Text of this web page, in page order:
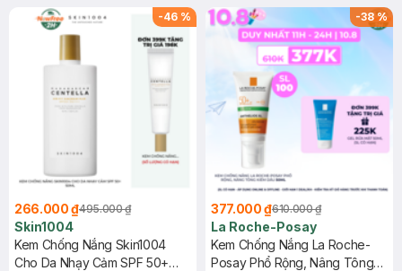
25ml (SL Có Hạn)
-46 %
266.000 ₫495.000 ₫
Skin1004
Kem Chống Nắng Skin1004
Cho Da Nhạy Cảm SPF 50+
-38%
377.000 ₫610.000 ₫
La Roche-Posay
Kem Chống Nắng La Roche-
Posay Phổ Rộng, Nâng Tông